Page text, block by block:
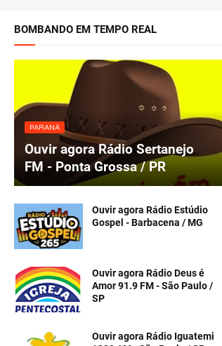
BOMBANDO EM TEMPO REAL
PARANÁ
Ouvir agora Rádio Sertanejo
FM - Ponta Grossa / PR
Ouvir agora Rádio Estúdio
Gospel - Barbacena / MG
Ouvir agora Rádio Deus é
Amor 91.9 FM - São Paulo /
SP
Ouvir agora Rádio Iguatemi